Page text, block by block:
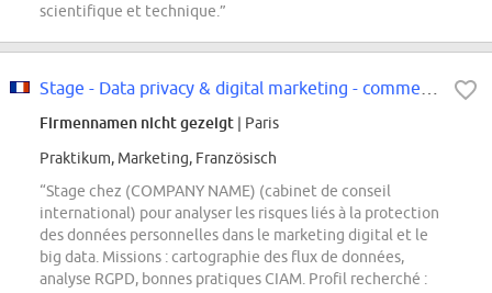
scientifique et technique.”
Firmennamen nicht gezeigt | Paris
Praktikum, Marketing, Französisch
“Stage chez (COMPANY NAME) (cabinet de conseil
international) pour analyser les risques liés à la protection
des données personnelles dans le marketing digital et le
big data. Missions : cartographie des flux de données,
analyse RGPD, bonnes pratiques CIAM. Profil recherché :